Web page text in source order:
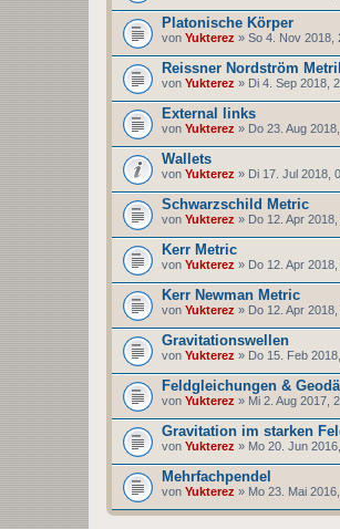
Platonische Körper
von Yukterez » So 4. Nov 2018,
Reissner Nordström
von Yukterez » Di 4. Sep 2018,
External links
von Yukterez » Do 23. Aug
Wallets
von Yukterez » Di 17. Jul 2018,
Schwarzschild Metric
von Yukterez » Do 12. Apr
Kerr Metric
von Yukterez » Do 12. Apr
Kerr Newman Metric
von Yukterez » Do 12. Apr
Gravitationswellen
von Yukterez » Do 15. Feb
Feldgleichungen &
von Yukterez » Mi 2. Aug 2017,
Gravitation im starken
von Yukterez » Mo 20. Jun
Mehrfachpendel
von Yukterez » Mo 23. Mai